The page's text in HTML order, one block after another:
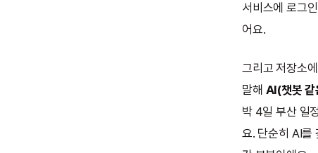
서비스에 로그
어요.
그리고 저장소에
말해 AI(챗봇 같
박 4일 부산 일
요. 단순히 AI를